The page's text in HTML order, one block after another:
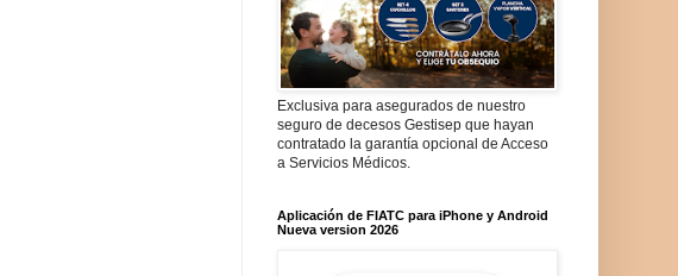
Exclusiva para asegurados de nuestro
seguro de decesos Gestisep que hayan
contratado la garantía opcional de Acceso
a Servicios Médicos.
Aplicación de FIATC para iPhone y Android
Nueva version 2026